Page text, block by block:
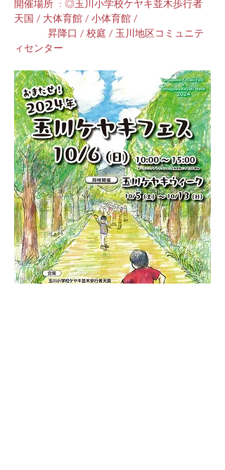
開催場所  : ◎玉川小学校ケヤキ並木歩行者
天国 / 大体育館 / 小体育館 /
ィセンター